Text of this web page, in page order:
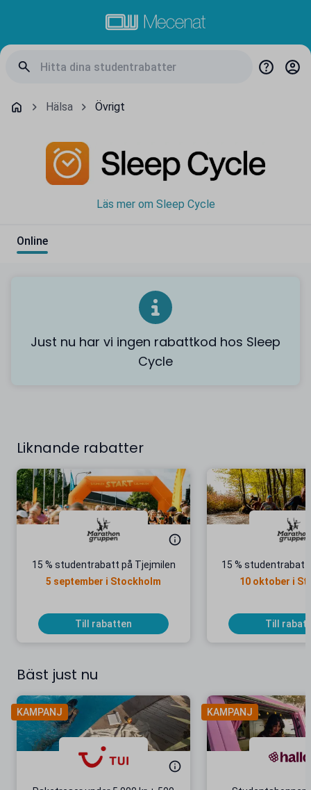
Hälsa Övrigt
Läs mer om Sleep Cycle
Online
Just nu har vi ingen rabattkod hos Sleep
Cycle
Liknande rabatter
15 % studentrabatt på Tjejmilen
5 september i Stockholm
Till rabatten
15 %
10 oktober i
Till
Bäst just nu
KAMPANJ KAMPANJ